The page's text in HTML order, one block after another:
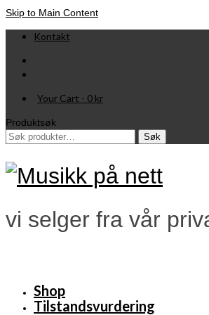
Skip to Main Content
Kontakt
Your Cart - 0 kr
Produktsøk
Søk
Søk
vi selger fra vår
Shop
Tilstandsvurdering